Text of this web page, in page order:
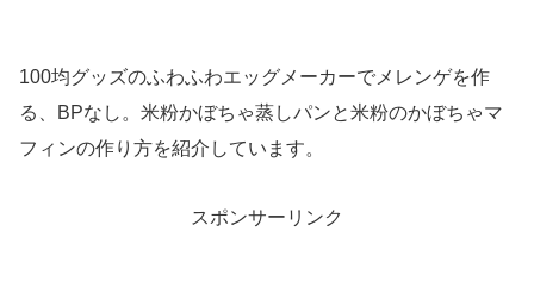
100均グッズのふわふわエッグメーカーでメレンゲを作
る、BPなし。米粉かぼちゃ蒸しパンと米粉のかぼちゃマ
フィンの作り方を紹介しています。
スポンサーリンク